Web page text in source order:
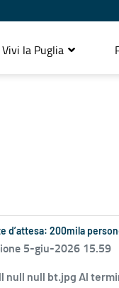
Vivi la Puglia
d’attesa: 200mila
5-giu-2026 15.59
null null bt.jpg Al